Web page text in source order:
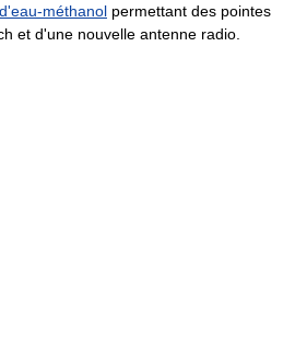
méthanol permettant des pointes
et d'une nouvelle antenne radio.